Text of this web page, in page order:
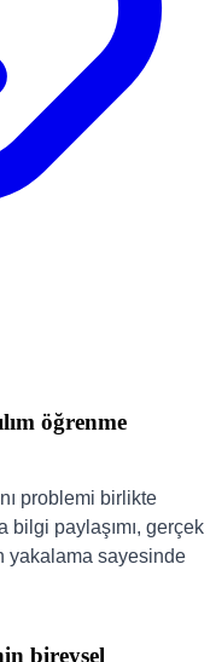
öğrenme
problemi birlikte
bilgi paylaşımı, gerçek
yakalama sayesinde
bireysel